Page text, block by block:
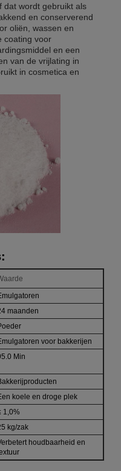
dat wordt gebruikt als
en conserverend
oliën, wassen en
coating voor
en een
van de vrijlating in
in cosmetica en
maanden
voor bakkerijen
Min
koele en droge plek
1,0%
kg/zak
houdbaarheid en